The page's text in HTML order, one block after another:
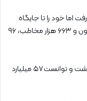
اما خود را تا جایگاه
سوم جدول بهار بالا کشید و توانست با ۱ میلیون و ۶۶۳ هزار مخاطب، ۹۶
هم ۱ میلیون و ۵۵ هزار مخاطب داشت و توانست ۵۷ میلیارد